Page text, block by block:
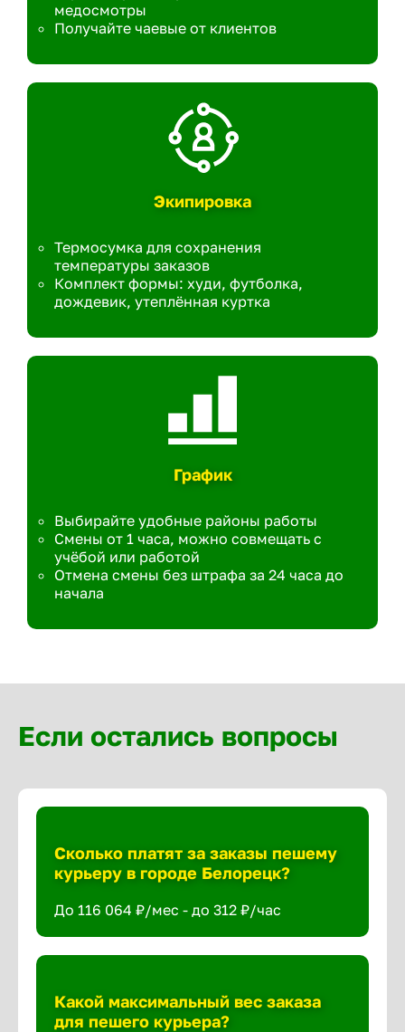
медосмотры
Получайте чаевые от клиентов
Экипировка
Термосумка для сохранения
температуры заказов
Комплект формы: худи, футболка,
дождевик, утеплённая куртка
График
Выбирайте удобные районы работы
Смены от 1 часа, можно совмещать с
учёбой или работой
Отмена смены без штрафа за 24 часа до
начала
Если остались вопросы
Сколько платят за заказы пешему
курьеру в городе Белорецк?
До 116 064 ₽/мес - до 312 ₽/час
Какой максимальный вес заказа
для пешего курьера?